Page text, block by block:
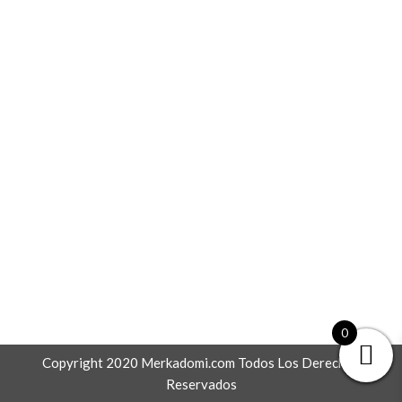
Copyright 2020 Merkadomi.com Todos Los Derechos
Reservados
0